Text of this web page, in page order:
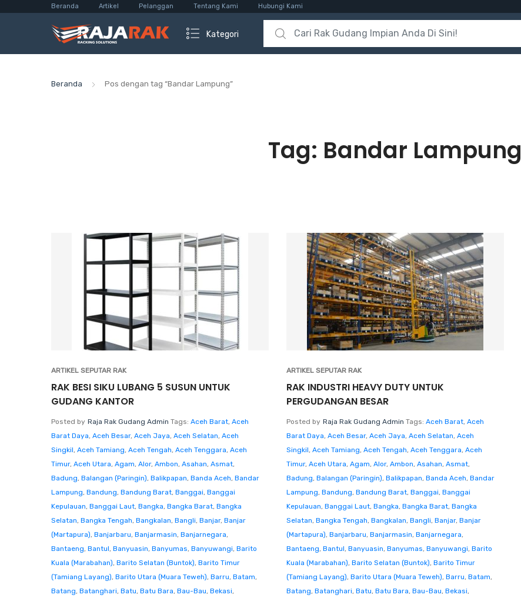
Beranda Artikel Pelanggan Tentang Kami Hubungi Kami
Kategori
Search for:
Beranda Pos dengan tag “Bandar Lampung”
Tag: Bandar Lampung
ARTIKEL SEPUTAR RAK
RAK BESI SIKU LUBANG 5 SUSUN UNTUK
GUDANG KANTOR
Posted by Raja Rak Gudang Admin Tags: Aceh Barat, Aceh
Barat Daya, Aceh Besar, Aceh Jaya, Aceh Selatan, Aceh
Singkil, Aceh Tamiang, Aceh Tengah, Aceh Tenggara, Aceh
Timur, Aceh Utara, Agam, Alor, Ambon, Asahan, Asmat,
Badung, Balangan (Paringin), Balikpapan, Banda Aceh, Bandar
Lampung, Bandung, Bandung Barat, Banggai, Banggai
Kepulauan, Banggai Laut, Bangka, Bangka Barat, Bangka
Selatan, Bangka Tengah, Bangkalan, Bangli, Banjar, Banjar
(Martapura), Banjarbaru, Banjarmasin, Banjarnegara,
Bantaeng, Bantul, Banyuasin, Banyumas, Banyuwangi, Barito
Kuala (Marabahan), Barito Selatan (Buntok), Barito Timur
(Tamiang Layang), Barito Utara (Muara Teweh), Barru, Batam,
Batang, Batanghari, Batu, Batu Bara, Bau-Bau, Bekasi,
ARTIKEL SEPUTAR RAK
RAK INDUSTRI HEAVY DUTY UNTUK
PERGUDANGAN BESAR
Posted by Raja Rak Gudang Admin Tags: Aceh Barat, Aceh
Barat Daya, Aceh Besar, Aceh Jaya, Aceh Selatan, Aceh
Singkil, Aceh Tamiang, Aceh Tengah, Aceh Tenggara, Aceh
Timur, Aceh Utara, Agam, Alor, Ambon, Asahan, Asmat,
Badung, Balangan (Paringin), Balikpapan, Banda Aceh, Bandar
Lampung, Bandung, Bandung Barat, Banggai, Banggai
Kepulauan, Banggai Laut, Bangka, Bangka Barat, Bangka
Selatan, Bangka Tengah, Bangkalan, Bangli, Banjar, Banjar
(Martapura), Banjarbaru, Banjarmasin, Banjarnegara,
Bantaeng, Bantul, Banyuasin, Banyumas, Banyuwangi, Barito
Kuala (Marabahan), Barito Selatan (Buntok), Barito Timur
(Tamiang Layang), Barito Utara (Muara Teweh), Barru, Batam,
Batang, Batanghari, Batu, Batu Bara, Bau-Bau, Bekasi,